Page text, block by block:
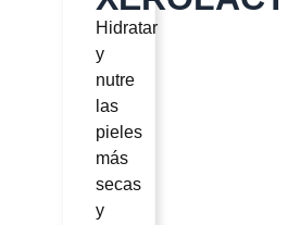
Hidratar
y
nutre
las
pieles
más
secas
y